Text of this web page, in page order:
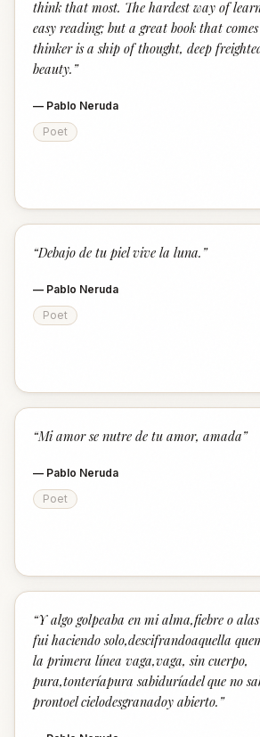
think that most. The hardest way of
easy reading; but a great book that
thinker is a ship of thought, deep
beauty. ”
— Pablo Neruda
Poet
“Debajo de tu piel vive la luna. ”
— Pablo Neruda
Poet
“Mi amor se nutre de tu amor, amada”
— Pablo Neruda
Poet
“Y algo golpeaba en mi alma,fiebre o
fui haciendo solo,descifrandoaquella
la primera línea vaga,vaga, sin cuerpo,
pura,tonteríapura sabiduríadel que no
prontoel cielodesgranadoy abierto. ”